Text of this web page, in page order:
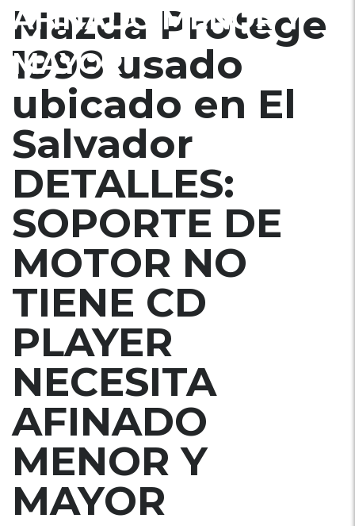
AFINADO MENOR Y
MAYOR
Mazda Protege
1998 usado
ubicado en El
Salvador
DETALLES:
SOPORTE DE
MOTOR NO
TIENE CD
PLAYER
NECESITA
AFINADO
MENOR Y
MAYOR